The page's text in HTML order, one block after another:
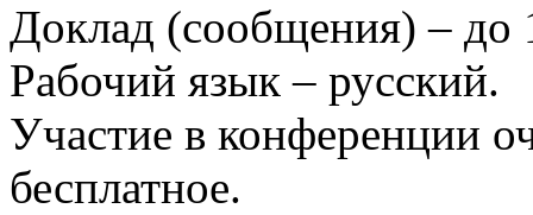
Доклад (сообщения) – до
Рабочий язык – русский.
Участие в конференции
бесплатное.